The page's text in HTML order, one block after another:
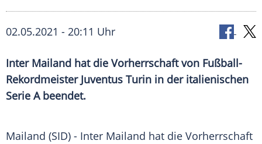
02.05.2021 - 20:11 Uhr
Inter Mailand hat die Vorherrschaftvon Fußball-
Rekordmeister Juventus Turin in der italienischen
Serie A beendet.
Mailand (SID) - Inter Mailand hat die Vorherrschaft